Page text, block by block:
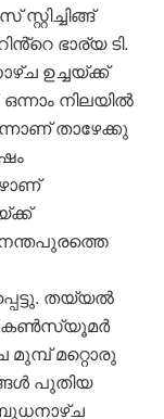
ഭാര്യ ടി.
ഉച്ചയ്ക്ക്
നിലയിൽ
താഴേക്കു
തയ്യൽ
കൺസ്യൂമർ
മുമ്പ് മറ്റൊരു
പുതിയ
ബുധനാഴ്ച